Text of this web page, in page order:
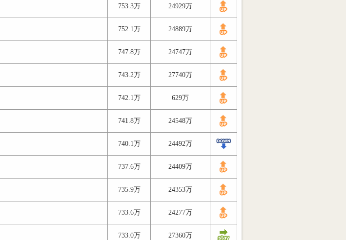
753.3万 24929万
752.1万 24889万
747.8万 24747万
743.2万 27740万
742.1万 629万
741.8万 24548万
740.1万 24492万
737.6万 24409万
735.9万 24353万
733.6万 24277万
733.0万 27360万